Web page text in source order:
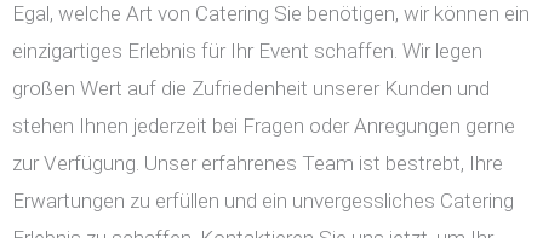
Egal, welche Art von Catering Sie benötigen, wir können ein
einzigartiges Erlebnis für Ihr Event schaffen. Wir legen
großen Wert auf die Zufriedenheit unserer Kunden und
stehen Ihnen jederzeit bei Fragen oder Anregungen gerne
zur Verfügung. Unser erfahrenes Team ist bestrebt, Ihre
Erwartungen zu erfüllen und ein unvergessliches Catering